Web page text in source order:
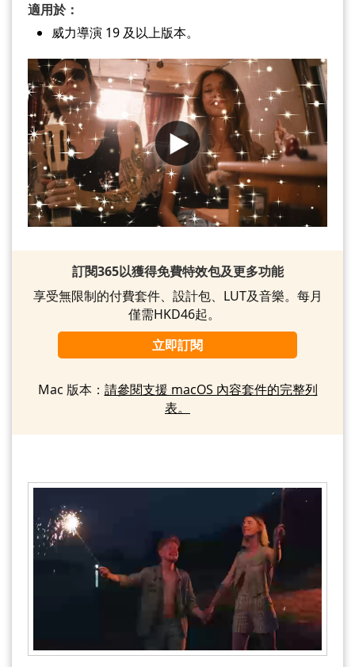
適用於：
威力導演 19 及以上版本。
訂閱365以獲得免費特效包及更多功能
享受無限制的付費套件、設計包、LUT及音樂。每月
僅需HKD46起。
立即訂閱
Mac 版本： 請參閱支援 macOS 內容套件的完整列
表。